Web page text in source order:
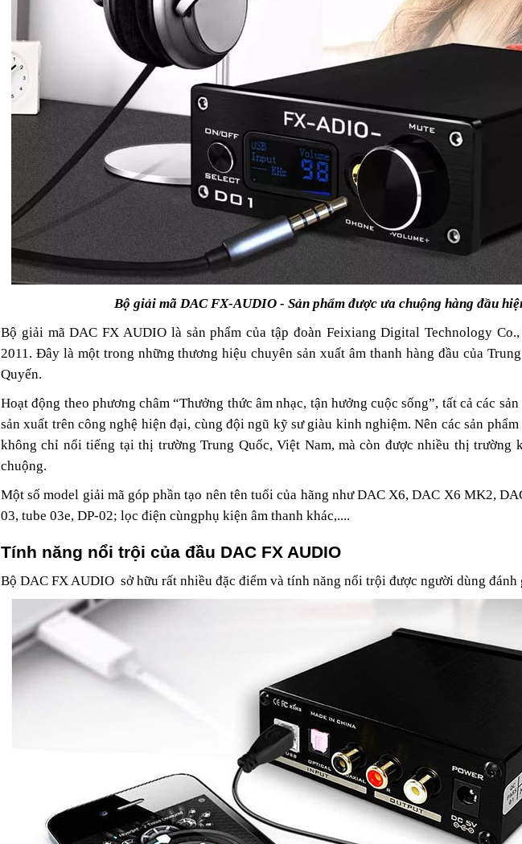
Bộ giải mã DAC FX-AUDIO - Sản phẩm được ưa chuộng hàng đầu
Bộ giải mã DAC FX AUDIO là sản phẩm của tập đoàn Feixiang Digital Technology
2011. Đây là một trong những thương hiệu chuyên sản xuất âm thanh hàng đầu của
Quyến.
Hoạt động theo phương châm “Thưởng thức âm nhạc, tận hưởng cuộc sống”, tất cả các
sản xuất trên công nghệ hiện đại, cùng đội ngũ kỹ sư giàu kinh nghiệm. Nên các sản
không chỉ nổi tiếng tại thị trường Trung Quốc, Việt Nam, mà còn được nhiều thị trường
chuộng.
Một số model giải mã góp phần tạo nên tên tuổi của hãng như DAC X6, DAC X6 MK2,
03, tube 03e, DP-02; lọc điện cùngphụ kiện âm thanh khác,....
Tính năng nổi trội của đầu DAC FX AUDIO
Bộ DAC FX AUDIO sở hữu rất nhiều đặc điểm và tính năng nổi trội được người dùng đánh